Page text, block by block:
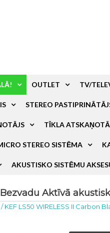
OUTLET TV/
STEREO
TĪKLA
STEREO SISTĒMA
AKUSTISKO SISTĒMU
Bezvadu Aktīvā
/KEF LS50 WIRELESS II Carbon